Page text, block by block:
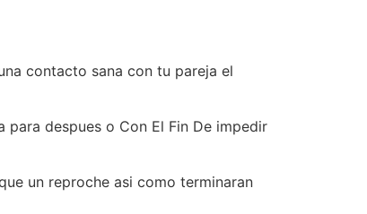
contacto sana con tu pareja el
despues o Con El Fin De impedir
un reproche asi­ como terminaran